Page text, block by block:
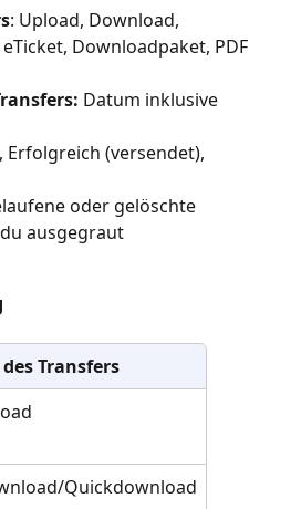
: Upload, Download,
Downloadpaket, PDF
Datum inklusive
Erfolgreich (versendet),
oder gelöschte
ausgegraut
Transfers
Quickdownload